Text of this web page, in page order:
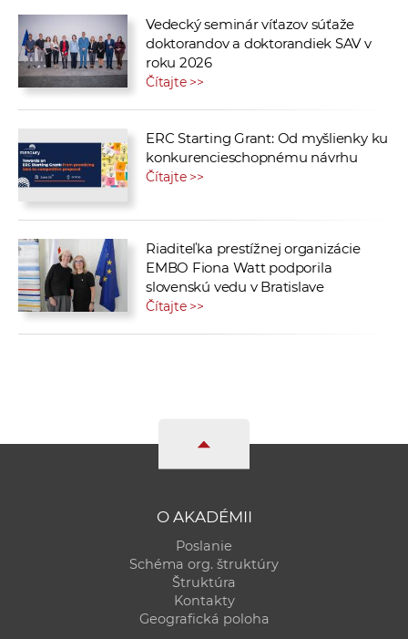
Vedecký seminár víťazov súťaže
doktorandov a doktorandiek SAV v
roku 2026
Čítajte >>
ERC Starting Grant: Od myšlienky ku
konkurencieschopnému návrhu
Čítajte >>
Riaditeľka prestížnej organizácie
EMBO Fiona Watt podporila
slovenskú vedu v Bratislave
Čítajte >>
O AKADÉMII
Poslanie
Schéma org. štruktúry
Štruktúra
Kontakty
Geografická poloha